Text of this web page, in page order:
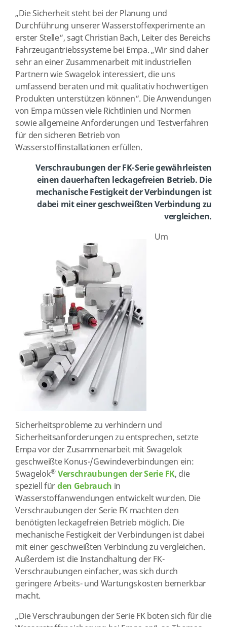
„Die Sicherheit steht bei der Planung und
Durchführung unserer Wasserstoffexperimente an
erster Stelle“, sagt Christian Bach, Leiter des Bereichs
Fahrzeugantriebssysteme bei Empa. „Wir sind daher
sehr an einer Zusammenarbeit mit industriellen
Partnern wie Swagelok interessiert, die uns
umfassend beraten und mit qualitativ hochwertigen
Produkten unterstützen können“. Die Anwendungen
von Empa müssen viele Richtlinien und Normen
sowie allgemeine Anforderungen und Testverfahren
für den sicheren Betrieb von
Wasserstoffinstallationen erfüllen.
Verschraubungen der FK-Serie gewährleisten
einen dauerhaften leckagefreien Betrieb. Die
mechanische Festigkeit der Verbindungen ist
dabei mit einer geschweißten Verbindung zu
vergleichen.
Um
Sicherheitsprobleme zu verhindern und
Sicherheitsanforderungen zu entsprechen, setzte
Empa vor der Zusammenarbeit mit Swagelok
geschweißte Konus-/Gewindeverbindungen ein:
Swagelok® Verschraubungen der Serie FK, die
speziell fürden Gebrauch in
Wasserstoffanwendungen entwickelt wurden. Die
Verschraubungen der Serie FK machten den
benötigten leckagefreien Betrieb möglich. Die
mechanische Festigkeit der Verbindungen ist dabei
mit einer geschweißten Verbindung zu vergleichen.
Außerdem ist die Instandhaltung der FK-
Verschraubungen einfacher, was sich durch
geringere Arbeits- und Wartungskosten bemerkbar
macht.
„Die Verschraubungen der Serie FK boten sich für die